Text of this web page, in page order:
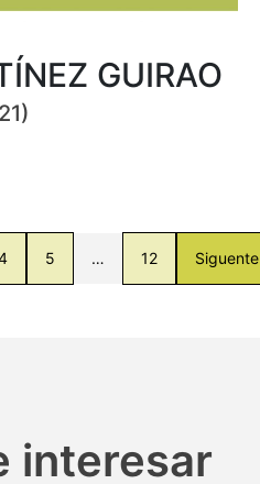
GUIRAO
5 … 12 Siguente
interesar